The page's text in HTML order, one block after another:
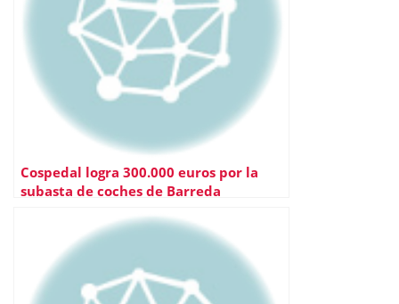
Cospedal logra 300.000 euros por la
subasta de coches de Barreda